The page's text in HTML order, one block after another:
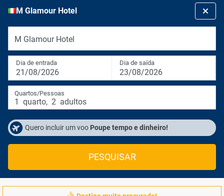
M Glamour Hotel
M Glamour Hotel
Dia de entrada
21/08/2026
Dia de saída
23/08/2026
Quartos/Pessoas
1 quarto, 2 adultos
Quero incluir um voo Poupe tempo e dinheiro!
PESQUISAR